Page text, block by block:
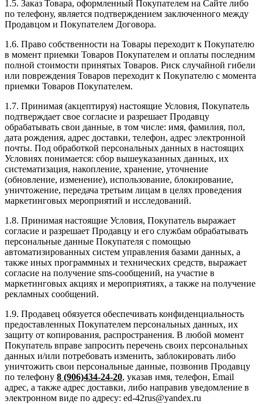
1.5. Заказ Товара, оформленный Покупателем на Сайте либо
по телефону, является подтверждением заключенного между
Продавцом и Покупателем Договора.
1.6. Право собственности на Товары переходит к Покупателю
в момент приемки Товаров Покупателем и оплаты последним
полной стоимости принятых Товаров. Риск случайной гибели
или повреждения Товаров переходит к Покупателю с момента
приемки Товаров Покупателем.
1.7. Принимая (акцептируя) настоящие Условия, Покупатель
подтверждает свое согласие и разрешает Продавцу
обрабатывать свои данные, в том числе: имя, фамилия, пол,
дата рождения, адрес доставки, телефон, адрес электронной
почты. Под обработкой персональных данных в настоящих
Условиях понимается: сбор вышеуказанных данных, их
систематизация, накопление, хранение, уточнение
(обновление, изменение), использование, блокирование,
уничтожение, передача третьим лицам в целях проведения
маркетинговых мероприятий и исследований.
1.8. Принимая настоящие Условия, Покупатель выражает
согласие и разрешает Продавцу и его службам обрабатывать
персональные данные Покупателя с помощью
автоматизированных систем управления базами данных, а
также иных программных и технических средств, выражает
согласие на получение sms-сообщений, на участие в
маркетинговых акциях и мероприятиях, а также на получение
рекламных сообщений.
1.9. Продавец обязуется обеспечивать конфиденциальность
предоставленных Покупателем персональных данных, их
защиту от копирования, распространения. В любой момент
Покупатель вправе запросить перечень своих персональных
данных и/или потребовать изменить, заблокировать либо
уничтожить свои персональные данные, позвонив Продавцу
по телефону 8 (906)434-24-20, указав имя, телефон, Email
адрес, а также адрес доставки, либо направив уведомление в
электронном виде по адресу: ed-42rus@yandex.ru